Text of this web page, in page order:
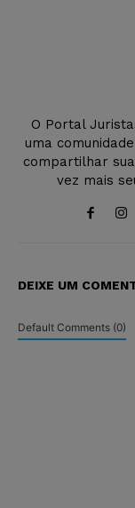
O Portal
uma
compartilhar
vez mais
DEIXE UM
Default Comments (0)